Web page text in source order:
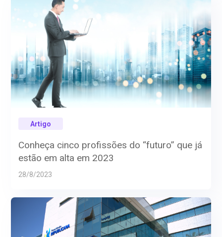
Artigo
Conheça cinco profissões do “futuro” que já
estão em alta em 2023
28/8/2023